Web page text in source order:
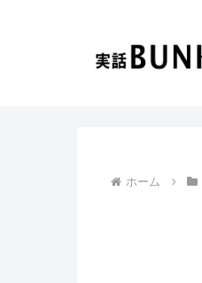
ホーム